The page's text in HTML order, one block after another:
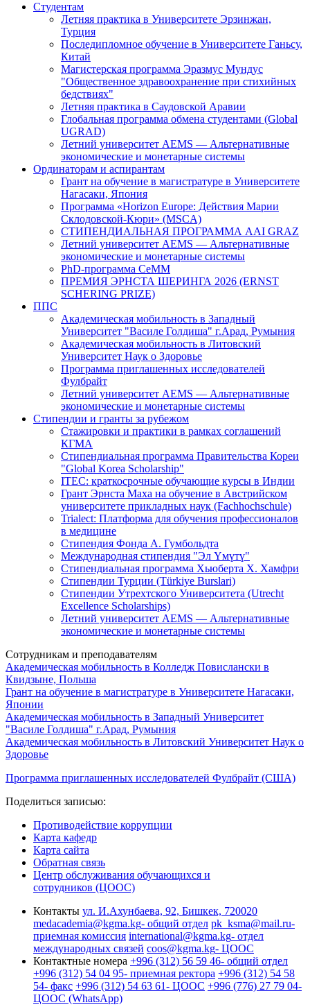
Студентам
Летняя практика в Университете Эрзинжан,
Турция
Последипломное обучение в Университете Ганьсу,
Китай
Магистерская программа Эразмус Мундус
"Общественное здравоохранение при стихийных
бедствиях"
Летняя практика в Саудовской Аравии
Глобальная программа обмена студентами (Global
UGRAD)
Летний университет AEMS — Альтернативные
экономические и монетарные системы
Ординаторам и аспирантам
Грант на обучение в магистратуре в Университете
Нагасаки, Япония
Программа «Horizon Europe: Действия Марии
Склодовской-Кюри» (MSCA)
СТИПЕНДИАЛЬНАЯ ПРОГРАММА AAI GRAZ
Летний университет AEMS — Альтернативные
экономические и монетарные системы
PhD-программа CeMM
ПРЕМИЯ ЭРНСТА ШЕРИНГА 2026 (ERNST
SCHERING PRIZE)
ППС
Академическая мобильность в Западный
Университет "Василе Голдиша" г.Арад, Румыния
Академическая мобильность в Литовский
Университет Наук о Здоровье
Программа приглашенных исследователей
Фулбрайт
Летний университет AEMS — Альтернативные
экономические и монетарные системы
Стипендии и гранты за рубежом
Стажировки и практики в рамках соглашений
КГМА
Стипендиальная программа Правительства Кореи
"Global Korea Scholarship"
ITEC: краткосрочные обучающие курсы в Индии
Грант Эрнста Маха на обучение в Австрийском
университете прикладных наук (Fachhochschule)
Trialect: Платформа для обучения профессионалов
в медицине
Стипендия Фонда А. Гумбольдта
Международная стипендия "Эл Үмүтү"
Стипендиальная программа Хьюберта Х. Хамфри
Стипендии Турции (Türkiye Burslari)
Стипендии Утрехтского Университета (Utrecht
Excellence Scholarships)
Летний университет AEMS — Альтернативные
экономические и монетарные системы
Сотрудникам и преподавателям
Академическая мобильность в Колледж Повислански в
Квидзыне, Польша
Грант на обучение в магистратуре в Университете Нагасаки,
Японии
Академическая мобильность в Западный Университет
"Василе Голдиша" г.Арад, Румыния
Академическая мобильность в Литовский Университет Наук о
Здоровье
Программа приглашенных исследователей Фулбрайт (США)
Поделиться записью:
Противодействие коррупции
Карта кафедр
Карта сайта
Обратная связь
Центр обслуживания обучающихся и
сотрудников (ЦООС)
Контакты ул. И.Ахунбаева, 92, Бишкек, 720020
medacademia@kgma.kg- общий отдел pk_ksma@mail.ru-
приемная комиссия international@kgma.kg- отдел
международных связей coos@kgma.kg- ЦООС
Контактные номера +996 (312) 56 59 46- общий отдел
+996 (312) 54 04 95- приемная ректора +996 (312) 54 58
54- факс +996 (312) 54 63 61- ЦООС +996 (776) 27 79 04-
ЦООС (WhatsApp)